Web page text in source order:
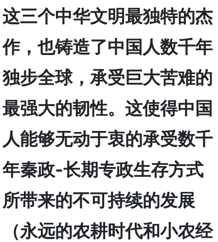
这三个中华文明最独特的杰
作，也铸造了中国人数千年
独步全球，承受巨大苦难的
最强大的韧性。这使得中国
人能够无动于衷的承受数千
年秦政-长期专政生存方式
所带来的不可持续的发展
（永远的农耕时代和小农经